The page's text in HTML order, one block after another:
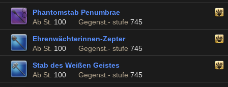
Phantomstab Penumbrae
Ab St. 100 Gegenst.- stufe 745
Ehrenwächterinnen-Zepter
Ab St. 100 Gegenst.- stufe 745
Stab des Weißen Geistes
Ab St. 100 Gegenst.- stufe 745